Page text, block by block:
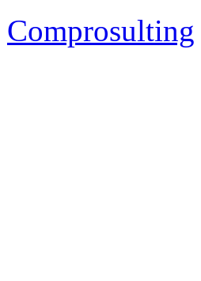
Comprosulting